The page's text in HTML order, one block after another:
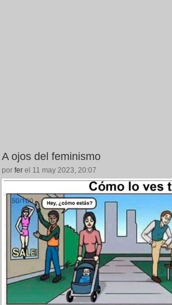
A ojos del feminismo
por fer el 11 may 2023, 20:07